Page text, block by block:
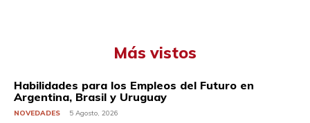
Más vistos
Habilidades para los Empleos del Futuro en
Argentina, Brasil y Uruguay
NOVEDADES 5 Agosto, 2026